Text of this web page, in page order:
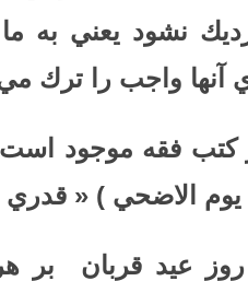
نشود يعني به
واجب را ترك مي
كتب فقه موجود است
الاضحي ) « قدري صفحه 197
روز عيد قربان بر